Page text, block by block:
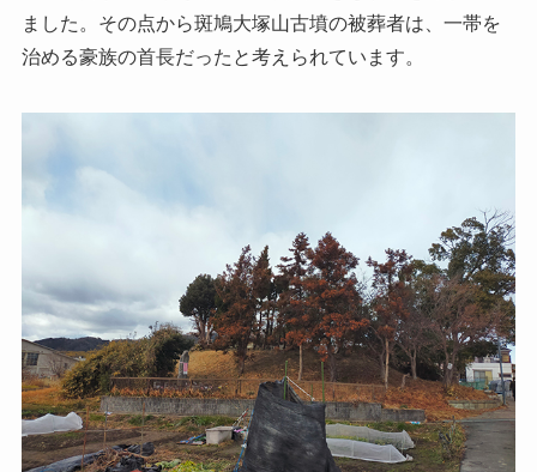
ました。その点から斑鳩大塚山古墳の被葬者は、一帯を
治める豪族の首長だったと考えられています。